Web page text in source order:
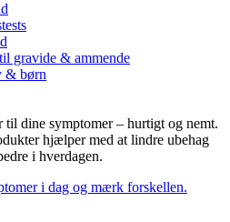
gravide & ammende
& børn
dine symptomer – hurtigt og nemt.
hjælper med at lindre ubehag
i hverdagen.
i dag og mærk forskellen.